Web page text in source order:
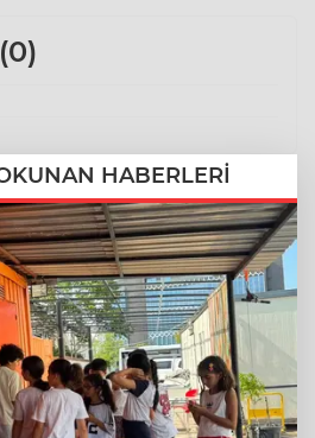
0)
HABERLERİ